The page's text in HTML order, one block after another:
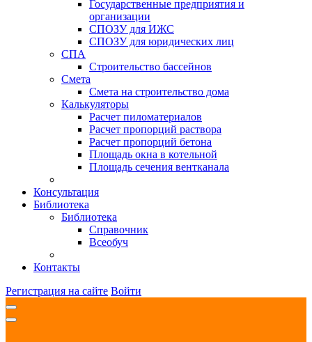
Государственные предприятия и
организации
СПОЗУ для ИЖС
СПОЗУ для юридических лиц
СПА
Строительство бассейнов
Смета
Смета на строительство дома
Калькуляторы
Расчет пиломатериалов
Расчет пропорций раствора
Расчет пропорций бетона
Площадь окна в котельной
Площадь сечения вентканала
Консультация
Библиотека
Библиотека
Справочник
Всеобуч
Контакты
Регистрация на сайте Войти